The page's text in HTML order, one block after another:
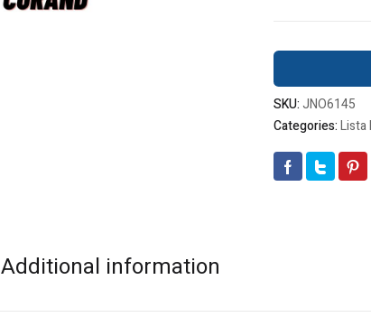
SKU:JNO6145
Categories:Lista
Additional information